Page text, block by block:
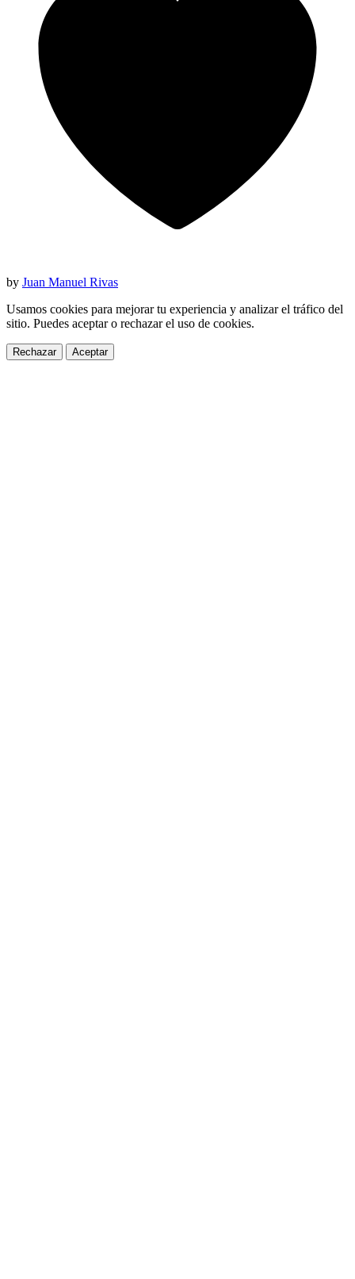
by Juan Manuel Rivas
Usamos cookies para mejorar tu experiencia y analizar el tráfico del
sitio. Puedes aceptar o rechazar el uso de cookies.
Rechazar Aceptar